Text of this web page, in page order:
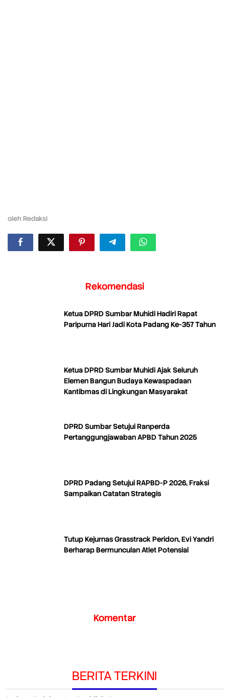
oleh Redaksi
Rekomendasi
Ketua DPRD Sumbar Muhidi Hadiri Rapat
Paripurna Hari Jadi Kota Padang Ke-357 Tahun
Ketua DPRD Sumbar Muhidi Ajak Seluruh
Elemen Bangun Budaya Kewaspadaan
Kantibmas di Lingkungan Masyarakat
DPRD Sumbar Setujui Ranperda
Pertanggungjawaban APBD Tahun 2025
DPRD Padang Setujui RAPBD-P 2026, Fraksi
Sampaikan Catatan Strategis
Tutup Kejurnas Grasstrack Peridon, Evi Yandri
Berharap Bermunculan Atlet Potensial
Komentar
BERITA TERKINI